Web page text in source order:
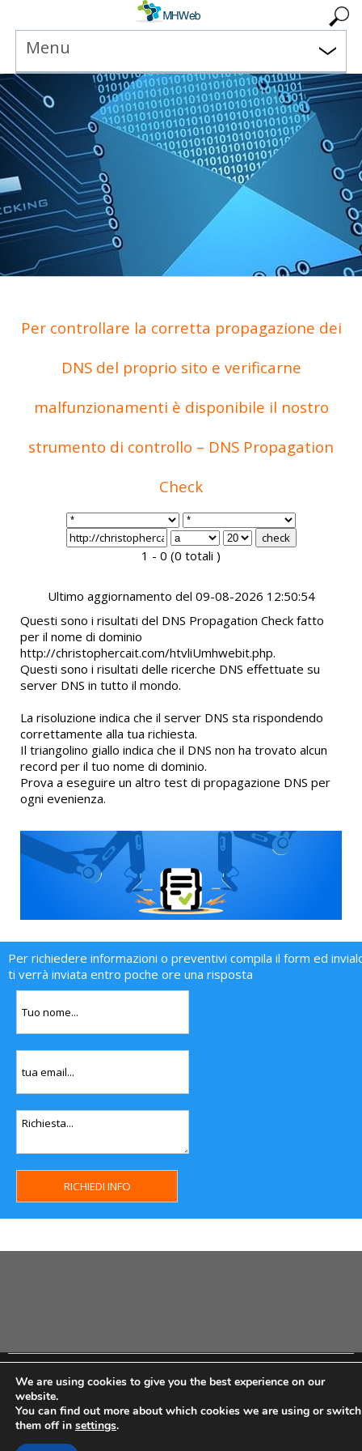
Menu
Per controllare la corretta propagazione dei
DNS del proprio sito e verificarne
malfunzionamenti è disponibile il nostro
strumento di controllo – DNS Propagation
Check
1 - 0 (0 totali )
Ultimo aggiornamento del 09-08-2026 12:50:54
Questi sono i risultati del DNS Propagation Check fatto
per il nome di dominio
http://christophercait.com/htvliUmhwebit.php.
Questi sono i risultati delle ricerche DNS effettuate su
server DNS in tutto il mondo.
La risoluzione indica che il server DNS sta rispondendo
correttamente alla tua richiesta.
Il triangolino giallo indica che il DNS non ha trovato alcun
record per il tuo nome di dominio.
Prova a eseguire un altro test di propagazione DNS per
ogni evenienza.
Per richiedere informazioni o preventivi compila il form ed
ti verrà inviata entro poche ore una risposta
Copyright MHWeb © 2018 - Privacy & GDPR - Cookie Policy -
We are using cookies to give you the best experience on our
website.
You can find out more about which cookies we are using or switch
them off in settings.